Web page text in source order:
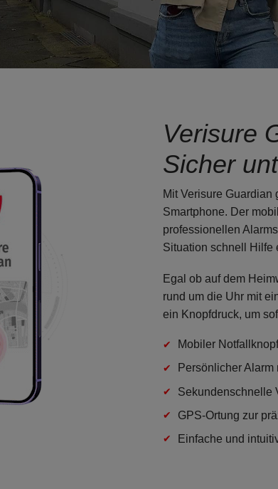
Verisure
Sicher
Mit Verisure Guardian
Smartphone. Der
professionellen
Situation schnell Hilfe
Egal ob auf dem
rund um die Uhr mit
ein Knopfdruck, um
Mobiler
Persönlicher Alarm
Sekundenschnelle
GPS-Ortung zur
Einfache und